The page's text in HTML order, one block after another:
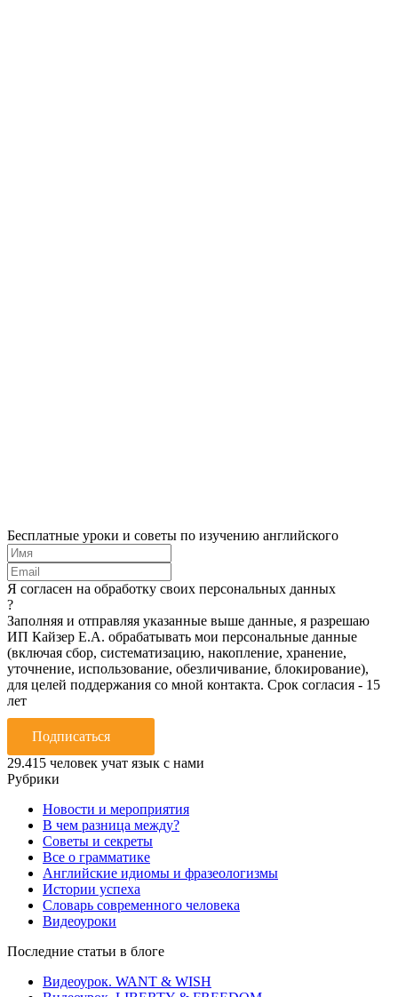
Бесплатные уроки и советы по изучению английского
Я согласен на обработку своих персональных данных
?
Заполняя и отправляя указанные выше данные, я разрешаю
ИП Кайзер Е.А. обрабатывать мои персональные данные
(включая сбор, систематизацию, накопление, хранение,
уточнение, использование, обезличивание, блокирование),
для целей поддержания со мной контакта. Срок согласия - 15
лет
Подписаться
29.415 человек учат язык с нами
Рубрики
Новости и мероприятия
В чем разница между?
Советы и секреты
Все о грамматике
Английские идиомы и фразеологизмы
Истории успеха
Словарь современного человека
Видеоуроки
Последние статьи в блоге
Видеоурок. WANT & WISH